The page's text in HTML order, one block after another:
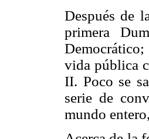
Después de
primera
Democrático;
vida pública
II. Poco se
serie de
mundo